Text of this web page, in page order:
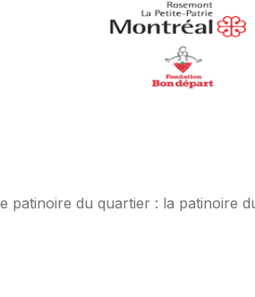
patinoire du quartier : la patinoire